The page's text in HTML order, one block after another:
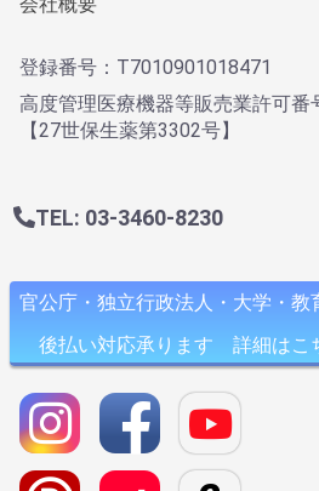
登録番号：T7010901018471
高度管理医療機器等販売業許可番
【27世保生薬第3302号】
TEL: 03-3460-8230
官公庁・独立行政法人・大学・教
後払い対応承ります 詳細は